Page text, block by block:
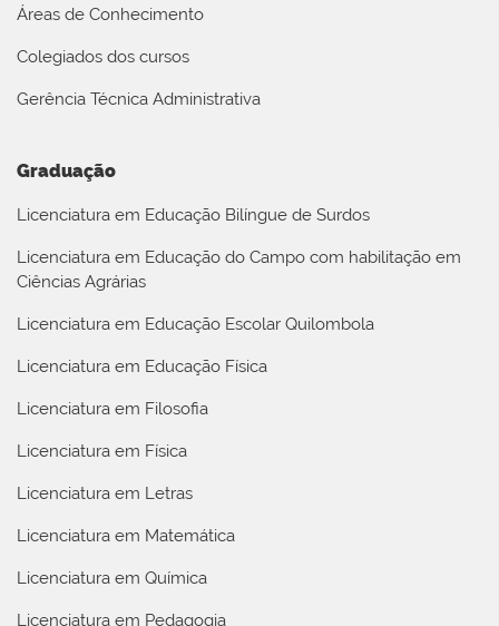
Áreas de Conhecimento
Colegiados dos cursos
Gerência Técnica Administrativa
Graduação
Licenciatura em Educação Bilíngue de Surdos
Licenciatura em Educação do Campo com habilitação em
Ciências Agrárias
Licenciatura em Educação Escolar Quilombola
Licenciatura em Educação Física
Licenciatura em Filosofia
Licenciatura em Física
Licenciatura em Letras
Licenciatura em Matemática
Licenciatura em Química
Licenciatura em Pedagogia